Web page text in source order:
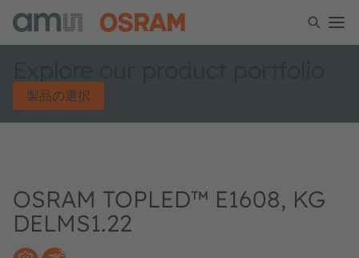
製品の選択
OSRAM TOPLED™ E1608, KG
DELMS1.22